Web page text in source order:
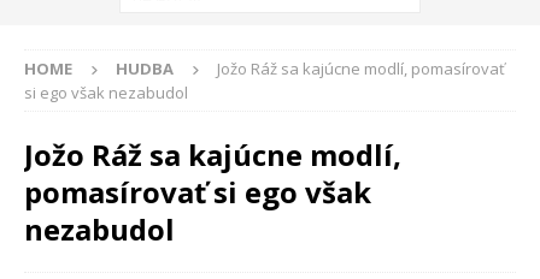
HOME HUDBA
Jožo Ráž sa kajúcne modlí, pomasírovať
si ego však nezabudol
Jožo Ráž sa kajúcne modlí,
pomasírovať si ego však
nezabudol